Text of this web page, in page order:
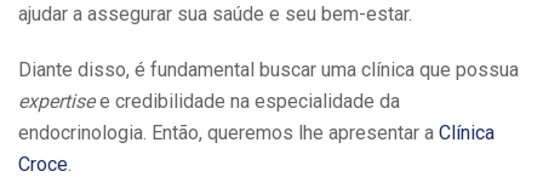
ajudar a assegurar sua saúde e seu bem-estar.
Diante disso, é fundamental buscar uma clínica que possua
expertisee credibilidade na especialidade da
endocrinologia. Então, queremos lhe apresentar a Clínica
Croce